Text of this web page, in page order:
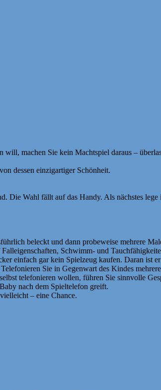
machen Sie kein Machtspiel daraus –
dessen einzigartiger Schönheit.
Die Wahl fällt auf das Handy. Als nächstes
beleckt und dann probeweise mehrere
Schwimm- und
einfach gar kein Spielzeug kaufen. Daran ist
Sie in Gegenwart des Kindes
telefonieren wollen, führen Sie sinnvolle
nach dem Spieltelefon greift.
– eine Chance.